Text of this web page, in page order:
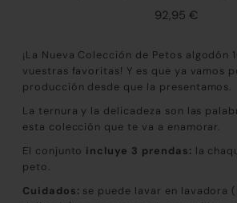
92,95 €
¡ La Nueva Colección de Petos algodón
vuestras favoritas! Y es que ya vamos
producción desde que la presentamos.
La ternura y la delicadeza son las
esta colección que te va a enamorar.
El conjunto incluye 3 prendas: la
peto.
Cuidados: se puede lavar en lavadora